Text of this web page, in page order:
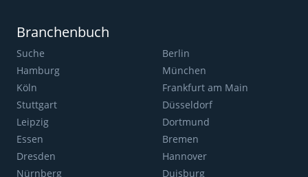
Branchenbuch
Suche
Berlin
Hamburg
München
Köln
Frankfurt am Main
Stuttgart
Düsseldorf
Leipzig
Dortmund
Essen
Bremen
Dresden
Hannover
Nürnberg
Duisburg